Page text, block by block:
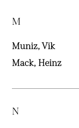
M
Muniz, Vik
Mack, Heinz
N